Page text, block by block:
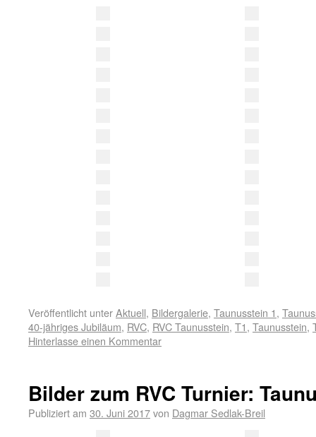
Veröffentlicht unterAktuell, Bildergalerie, Taunusstein 1,
40-jähriges Jubiläum, RVC, RVC Taunusstein, T1, Taunusstein,
Hinterlasse einen Kommentar
Bilder zum RVC Turnier:
Publiziert am 30. Juni 2017von Dagmar Sedlak-Breil